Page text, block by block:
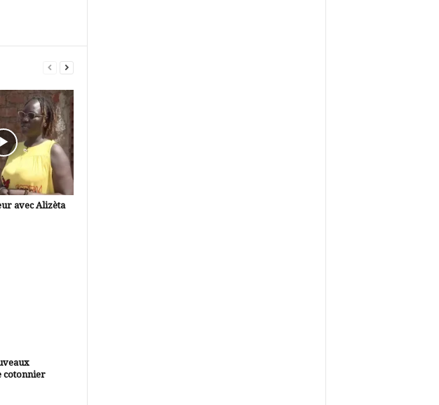
avec Alizèta
cotonnier